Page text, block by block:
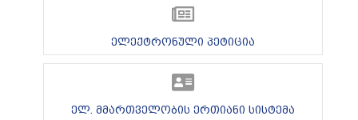
ელექტრონული პეტიცია
ელ. მმართველობის ერთიანი სისტემა